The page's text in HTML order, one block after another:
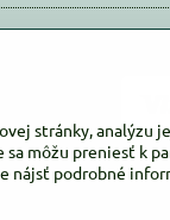
stránky,
môžu preniesť k
nájsť podrobné